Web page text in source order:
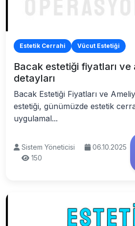
Estetik Cerrahi Vücut Estetiği
Bacak estetiği fiyatları ve
detayları
Bacak Estetiği Fiyatları ve
estetiği, günümüzde estetik
uygulamal...
Sistem Yöneticisi
06.10.2025
150